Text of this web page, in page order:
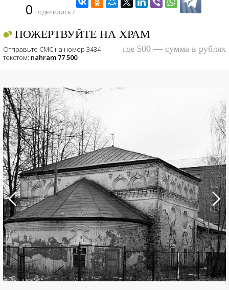
0 поделились /
ПОЖЕРТВУЙТЕ НА ХРАМ
Отправьте СМС на номер 3434
текстом: nahram 77 500
где 500 — сумма в рублях